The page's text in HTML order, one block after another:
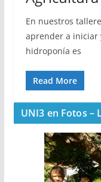
En nuestros
aprender a iniciar
hidroponía es
Read More
UNI3 en Fotos –